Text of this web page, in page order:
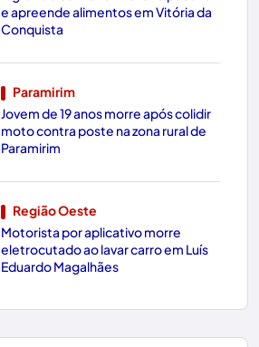
e apreende alimentos em Vitória da
Conquista
Paramirim
Jovem de 19 anos morre após colidir
moto contra poste na zona rural de
Paramirim
Região Oeste
Motorista por aplicativo morre
eletrocutado ao lavar carro em Luís
Eduardo Magalhães